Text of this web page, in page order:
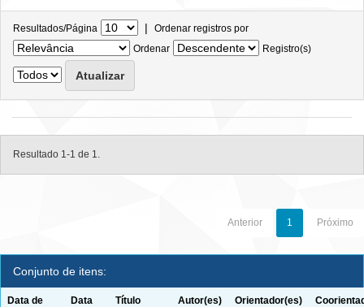
Resultados/Página | Ordenar registros por
Ordenar
Registro(s)
Resultado 1-1 de 1.
Anterior 1 Próximo
Conjunto de itens:
Data de
Data
Título Autor(es) Orientador(es)